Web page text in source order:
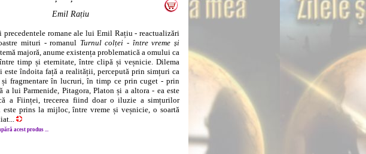
Emil Rațiu
romane ale lui Emil Rațiu - reactualizări
mituri - romanul Turnul colței - între vreme și
majoră, anume existența problematică a omului ca
timp și eternitate, între clipă și veșnicie. Dilema
este îndoita față a realității, percepută prin simțuri ca
și fragmentare în lucruri, în timp ce prin cuget - prin
a lui Parmenide, Pitagora, Platon și a altora - ea este
a Ființei, trecerea fiind doar o iluzie a simțurilor
este prins la mijloc, între vreme și veșnicie, o soartă
acest produs ...